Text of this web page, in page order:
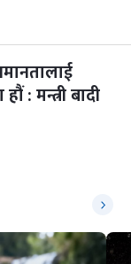
: मन्त्री बादी